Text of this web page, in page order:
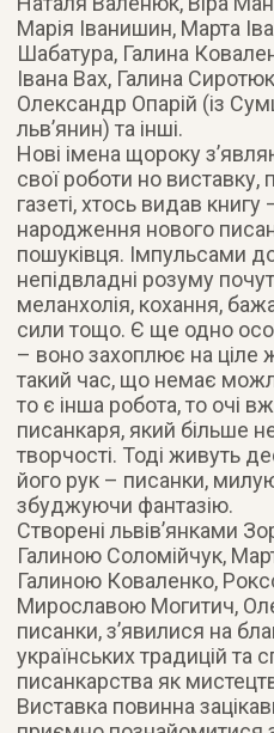
Марія Іванишин, Марта
Шабатура, Галина
Івана Вах, Галина
Олександр Опарій (із
льв’янин) та інші.
Нові імена щороку
свої роботи но виставку,
газеті, хтось видав
народження нового
пошуківця. Імпульсами
непідвладні розуму
меланхолія, кохання,
сили тощо. Є ще одно
– воно захоплює на ціле
такий час, що немає
то є інша робота, то очі
писанкаря, який більше
творчості. Тоді живуть
його рук – писанки,
збуджуючи фантазію.
Створені львів’янками
Галиною Соломійчук,
Галиною Коваленко,
Мирославою Могитич,
писанки, з’явилися на
українських традицій та
писанкарства як
Виставка повинна